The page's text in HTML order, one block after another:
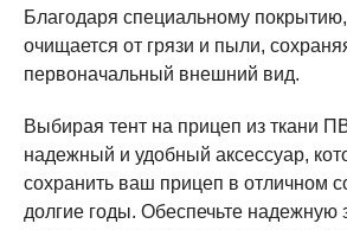
Благодаря специальному покрытию,
очищается от грязи и пыли,
первоначальный внешний вид.
Выбирая тент на прицеп из ткани
надежный и удобный аксессуар,
сохранить ваш прицеп в отличном
долгие годы. Обеспечьте надежную